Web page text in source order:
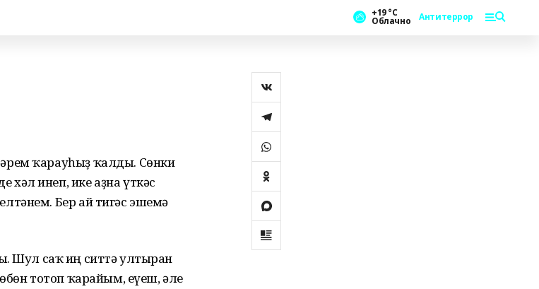
+19 °С
Облачно Антитеррор
ҡарауһыҙ ҡалды. Сөнки
инеп, ике аҙна үткәс
Бер ай тигәс эшемә
саҡ иң ситтә ултырған
тотоп ҡарайым, еүеш, әле